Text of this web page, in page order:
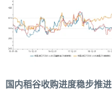
国内稻谷收购进度稳步推进